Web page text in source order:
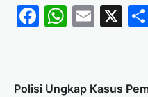
FacebookEmail
X
Polisi Ungkap Kasus